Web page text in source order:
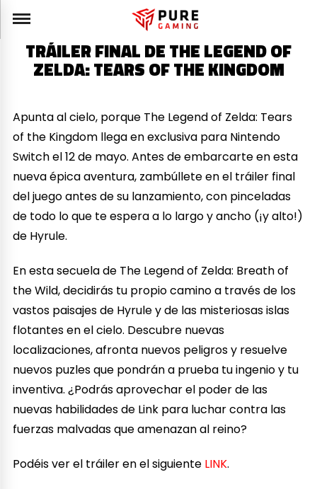
TRÁILER FINAL DE THE LEGEND OF
ZELDA: TEARS OF THE KINGDOM
Apunta al cielo, porque The Legend of Zelda: Tears
of the Kingdom llega en exclusiva para Nintendo
Switch el 12 de mayo. Antes de embarcarte en esta
nueva épica aventura, zambúllete en el tráiler final
del juego antes de su lanzamiento, con pinceladas
de todo lo que te espera a lo largo y ancho (¡y alto!)
de Hyrule.
En esta secuela de The Legend of Zelda: Breath of
the Wild, decidirás tu propio camino a través de los
vastos paisajes de Hyrule y de las misteriosas islas
flotantes en el cielo. Descubre nuevas
localizaciones, afronta nuevos peligros y resuelve
nuevos puzles que pondrán a prueba tu ingenio y tu
inventiva. ¿Podrás aprovechar el poder de las
nuevas habilidades de Link para luchar contra las
fuerzas malvadas que amenazan al reino?
Podéis ver el tráiler en el siguiente LINK.